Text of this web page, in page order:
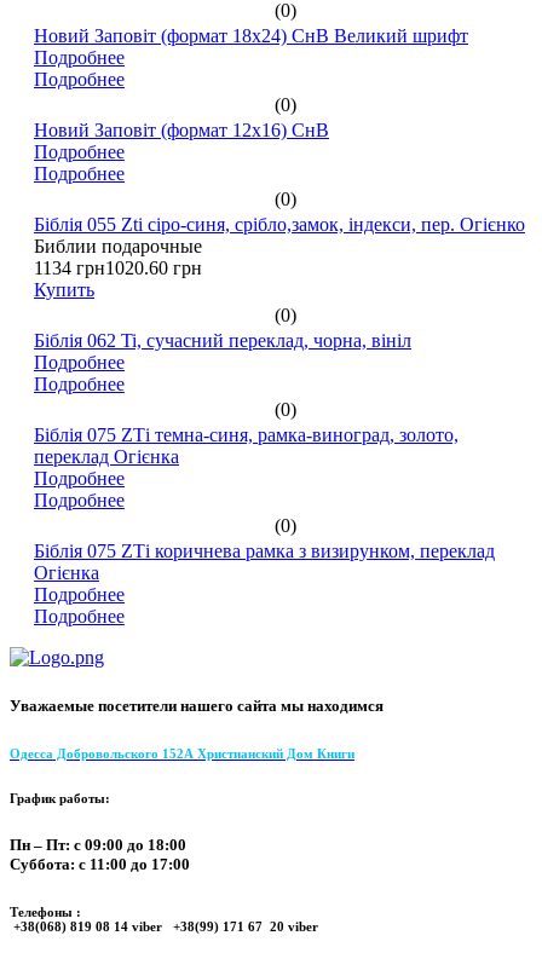
(0)
Новий Заповіт (формат 18х24) СнВ Великий шрифт
Подробнее
Подробнее
(0)
Новий Заповіт (формат 12х16) СнВ
Подробнее
Подробнее
(0)
Біблія 055 Zti сіро-синя, срібло,замок, індекси, пер. Огієнко
Библии подарочные
1134 грн1020.60 грн
Купить
(0)
Біблія 062 Ti, сучасний переклад, чорна, вініл
Подробнее
Подробнее
(0)
Біблія 075 ZТі темна-синя, рамка-виноград, золото,
переклад Огієнка
Подробнее
Подробнее
(0)
Біблія 075 ZТі коричнева рамка з визирунком, переклад
Огієнка
Подробнее
Подробнее
Уважаемые посетители нашего сайта мы находимся
Одесса Добровольского 152А Христианский Дом Книги
График работы:
Пн – Пт: с 09:00 до 18:00
Суббота: с 11:00 до 17:00
Телефоны :
+38(068) 819 08 14 viber +38(99) 171 67 20 viber